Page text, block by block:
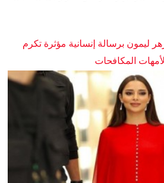
ليمون برسالة إنسانية مؤثرة تكرم
الأمهات المكافحات